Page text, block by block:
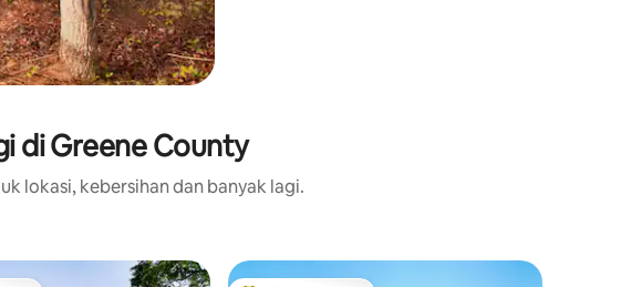
di Greene County
lokasi, kebersihan dan banyak lagi.